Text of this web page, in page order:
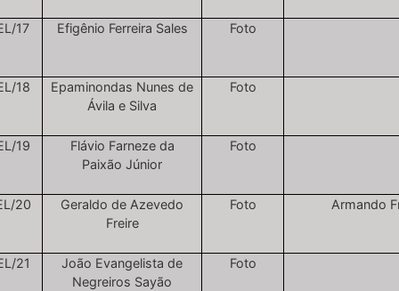
17 Efigênio Ferreira Sales Foto
18
Epaminondas Nunes de
Ávila e Silva
Foto
19
Flávio Farneze da
Paixão Júnior
Foto
20
Geraldo de Azevedo
Freire
Foto Armando
21
João Evangelista de
Negreiros Sayão
Foto